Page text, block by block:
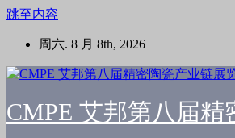
跳至内容
周六. 8 月 8th, 2026
CMPE 艾邦第八届